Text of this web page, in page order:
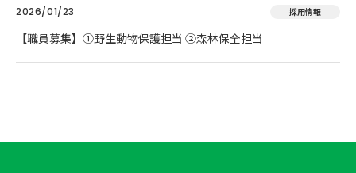
2026/01/23 採用情報
【職員募集】①野生動物保護担当 ②森林保全担当